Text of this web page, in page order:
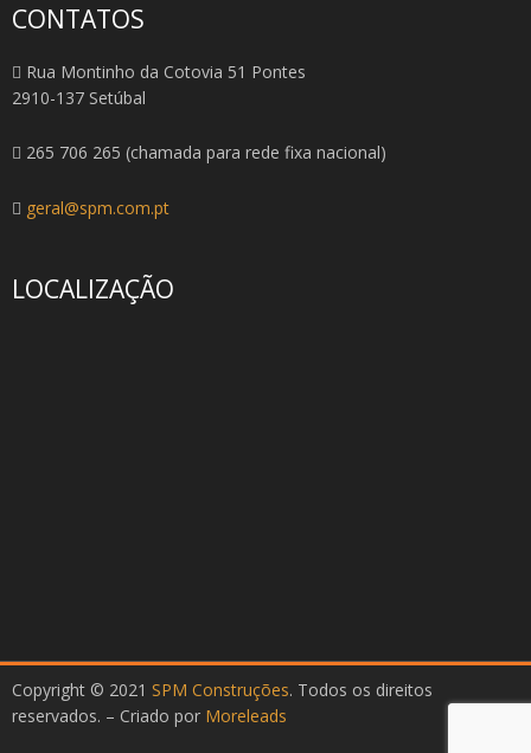
CONTATOS
Rua Montinho da Cotovia 51 Pontes
2910-137 Setúbal
265 706 265 (chamada para rede fixa nacional)
geral@spm.com.pt
LOCALIZAÇÃO
Copyright © 2021 SPM Construções. Todos os direitos
reservados. – Criado por Moreleads